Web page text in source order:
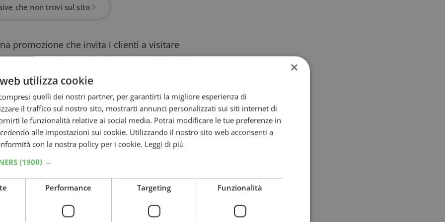
che non trovi sul sito
promozione che invita i clienti a visitare
– per rispondere ad un brevequestionario
ai prodotti e punti vendita Burger King.
un codice promozionale univoco che
Whooper gratis – o Chicken Royale –
essere in possesso delloscontrino di
essere copiato sullo scontrino stesso –
30 giorni dalla data di emissione dello
ed è limitata ad un coupon al mese per
×
utilizza cookie
quelli dei nostri partner, per garantirti la migliore esperienza di
il traffico sul nostro sito, mostrarti annunci personalizzati sui siti internet di
le funzionalità relative ai social media. Potrai modificare le tue preferenze in
alle impostazioni sui cookie. Utilizzando il nostro sito web acconsenti a
con la nostra policy per i cookie. Leggi di più
(1900) →
Performance Targeting Funzionalità